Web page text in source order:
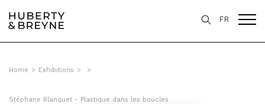
FR
Home > Exhibitions > >
Stéphane Blanquet - Plastique dans les boucles